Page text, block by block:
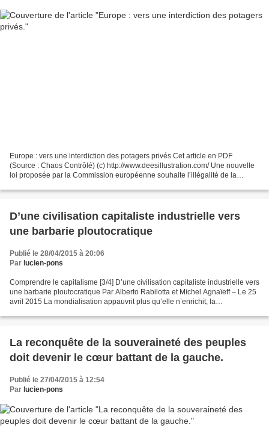
Europe : vers une interdiction des potagers privés Cet article en PDF
(Source : Chaos Contrôlé) (c) http://www.deesillustration.com/ Une nouvelle
loi proposée par la Commission européenne souhaite l’illégalité de la
D’une civilisation capitaliste industrielle vers
une barbarie ploutocratique
Publié le 28/04/2015 à 20:06
Par lucien-pons
Comprendre le capitalisme [3/4] D’une civilisation capitaliste industrielle vers
une barbarie ploutocratique Par Alberto Rabilotta et Michel Agnaïeff – Le 25
avril 2015 La mondialisation appauvrit plus qu’elle n’enrichit, la
La reconquête de la souveraineté des peuples
doit devenir le cœur battant de la gauche.
Publié le 27/04/2015 à 12:54
Par lucien-pons